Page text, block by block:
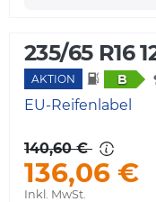
235/65 R16
AKTION B
EU-Reifenlabel
140,60 €
136,06 €
Inkl. MwSt.